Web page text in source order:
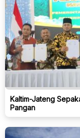
Kaltim-Jateng
Pangan